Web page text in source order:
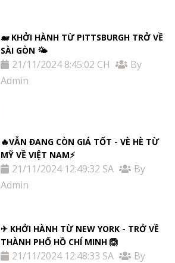
🐋 KHỞI HÀNH TỪ PITTSBURGH TRỞ VỀ
SÀI GÒN 🌤
21/11/2024 8:45:02 CH
By
Admin
🔥VẪN ĐANG CÒN GIÁ TỐT - VÈ HÈ TỪ
MỸ VỀ VIỆT NAM⚡️
21/11/2024 12:49:32 SA
By
Admin
✈ KHỞI HÀNH TỪ NEW YORK - TRỞ VỀ
THÀNH PHỐ HỒ CHÍ MINH 🙆
21/11/2024 12:48:33 SA
By